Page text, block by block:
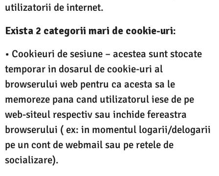
utilizatorii de internet.
Exista 2 categorii mari de cookie-uri:
• Cookieuri de sesiune – acestea sunt stocate
temporar in dosarul de cookie-uri al
browserului web pentru ca acesta sa le
memoreze pana cand utilizatorul iese de pe
web-siteul respectiv sau inchide fereastra
browserului ( ex: in momentul logarii/delogarii
pe un cont de webmail sau pe retele de
socializare).